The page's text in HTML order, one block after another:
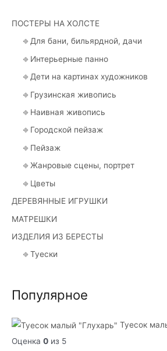
ПОСТЕРЫ НА ХОЛСТЕ
⎆ Для бани, бильярдной, дачи
⎆ Интерьерные панно
⎆ Дети на картинах художников
⎆ Грузинская живопись
⎆ Наивная живопись
⎆ Городской пейзаж
⎆ Пейзаж
⎆ Жанровые сцены, портрет
⎆ Цветы
ДЕРЕВЯННЫЕ ИГРУШКИ
МАТРЕШКИ
ИЗДЕЛИЯ ИЗ БЕРЕСТЫ
⎆ Туески
Популярное
Туесок
Оценка 0 из 5